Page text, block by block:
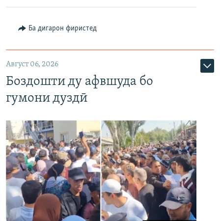
Ба дигарон фиристед
Август 06, 2026
Боздошти ду афвшуда бо
гумони дуздӣ